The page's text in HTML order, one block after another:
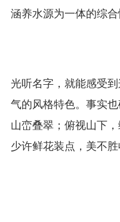
涵养水源为一体的综
光听名字，就能感受
气的风格特色。事实
山峦叠翠；俯视山下
少许鲜花装点，美不胜